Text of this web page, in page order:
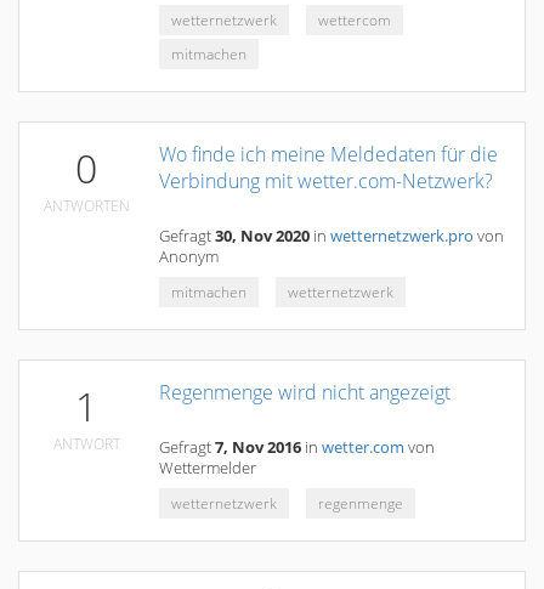
wetternetzwerk
wettercom
mitmachen
0
ANTWORTEN
Wo finde ich meine Meldedaten für die
Verbindung mit wetter.com-Netzwerk?
Gefragt30, Nov 2020 in wetternetzwerk.pro von
Anonym
mitmachen
wetternetzwerk
1
ANTWORT
Regenmenge wird nicht angezeigt
Gefragt7, Nov 2016 in wetter.com von
Wettermelder
wetternetzwerk
regenmenge